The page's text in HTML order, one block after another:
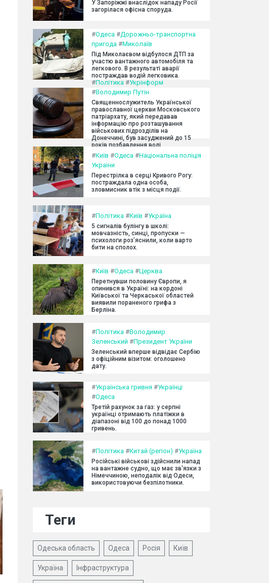
У Запоріжжі внаслідок нападу Росії
загорілася офісна споруда.
#Одеса #Дорожньо-транспортна
пригода #Миколаїв
Під Миколаєвом відбулося ДТП за
участю вантажного автомобіля та
легкового. В результаті аварії
постраждав водій легковика.
#Політика #Укрінформ
#Володимир Путін
Священнослужитель Української
православної церкви Московського
патріархату, який передавав
інформацію про розташування
військових підрозділів на
Донеччині, був засуджений до 15
років позбавлення волі.
#Київ #Одеса #Національна поліція
України
Перестрілка в серці Кривого Рогу:
постраждала одна особа,
зловмисник втік з місця події.
#Політика #Київ #Україна
5 сигналів булінгу в школі:
мовчазність, синці, пропуски —
психологи роз’яснили, коли варто
бити на сполох.
#Київ #Одеса #Церква
Перетнувши половину Європи, я
опинився в Україні: на кордоні
Київської та Черкаської областей
виявили пораненого грифа з
Берліна.
#Політика #Володимир
Зеленський #Президент України
Зеленський вперше відвідає Сербію
з офіційним візитом: оголошено
дату.
#Українська гривня #Українці
#Одеса
Третій рахунок за газ: у серпні
українці отримають платіжки в
діапазоні від 100 до понад 1000
гривень.
#Політика #Китай (регіон) #Україна
Російські військові здійснили напад
на вантажне судно, що має зв'язки з
Німеччиною, неподалік від Одеси,
використовуючи безпілотники.
Теги
Одеська область Одеса Росія Київ
Україна Інфраструктура